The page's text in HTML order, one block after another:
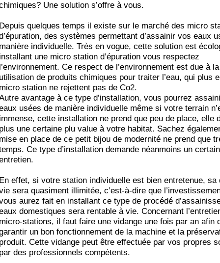
Une solution s’offre à vous.
quelques temps il existe sur le marché des micro
des systèmes permettant d’assainir vos eaux
individuelle. Très en vogue, cette solution est
une micro station d’épuration vous respectez
Ce respect de l’environnement est due à
de produits chimiques pour traiter l’eau, qui plus
station ne rejettent pas de Co2.
avantage à ce type d’installation, vous pourrez
usées de manière individuelle même si votre terrain
cette installation ne prend que peu de place, elle
une certaine plu value à votre habitat. Sachez
en place de ce petit bijou de modernité ne prend que
Ce type d’installation demande néanmoins un certain
effet, si votre station individuelle est bien entretenue, sa
sera quasiment illimitée, c’est-à-dire que
aurez fait en installant ce type de procédé
domestiques sera rentable à vie. Concernant
stations, il faut faire une vidange une fois par an afin
un bon fonctionnement de la machine et la
Cette vidange peut être effectuée par vos propres
des professionnels compétents.